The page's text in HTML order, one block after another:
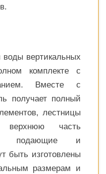
вертикальных
комплекте с
Вместе с
получает полный
лестницы
часть
подающие и
быть изготовлены
размерам и